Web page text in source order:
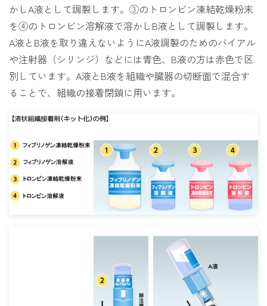
かしA液として調製します。③のトロンビン凍結乾燥粉末
を④のトロンビン溶解液で溶かしB液として調製します。
A液とB液を取り違えないようにA液調製のためのバイアル
や注射器（シリンジ）などには青色、B液の方は赤色で区
別しています。A液とB液を組織や臓器の切断面で混合す
ることで、組織の接着閉鎖に用います。